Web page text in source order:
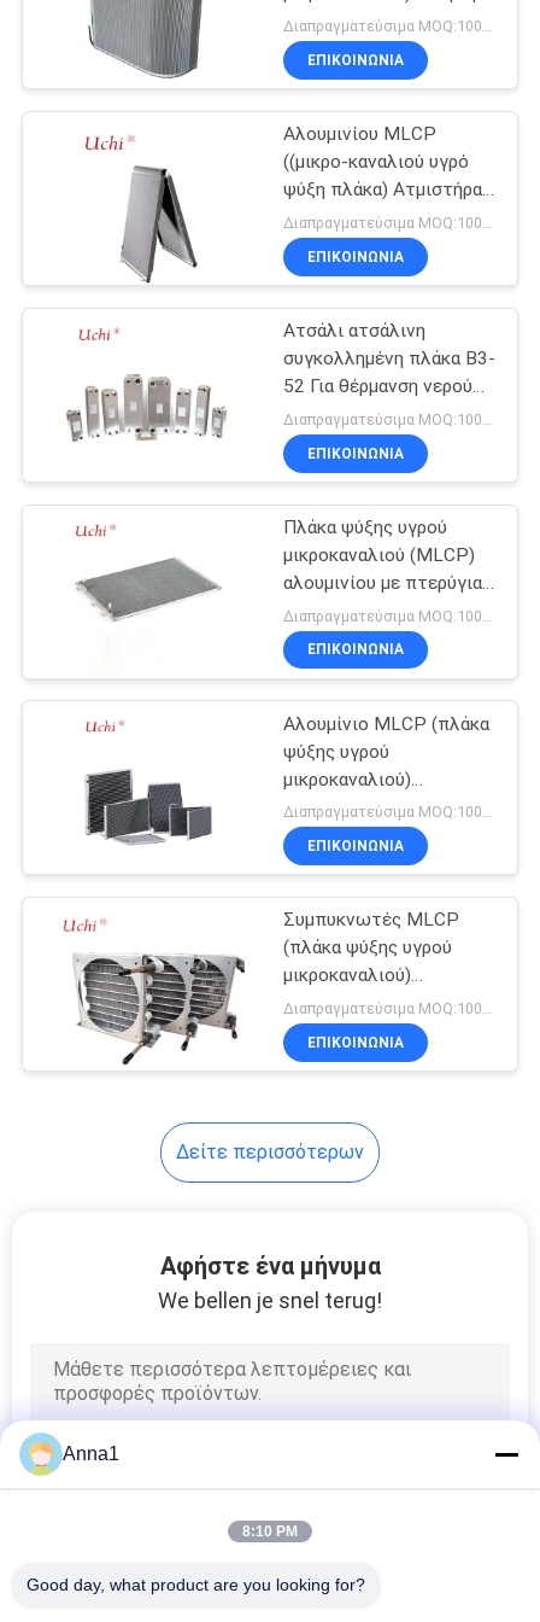
ΖΗΤΉΣΤΕ
ΈΝΑ
ΑΠΌΣΠΑΣΜΑ
SITEMAP
PRIVACY
POLICY
Θερμική αντίσταση
NTC
87
Αισθητήρας
θερμοκρασίας NTC
145
PTC θερμική
αντίσταση
31
Επανατοποθετήσιμη
θρυαλλίδα PPTC
Θερμική θρυαλλίδα
Αυτόματη
θρυαλλίδα λεπίδων
σωλήνα αλουμινίου
Μικροκαναλικός
συμπυκνωτής
Διαπραγματεύσιμα MOQ:1000pcs
ΕΠΙΚΟΙΝΩΝΊΑ
Αλουμινίου MLCP
((μικρο-καναλιού υγρό
ψύξη πλάκα) Ατμιστήρας
επιτυγχάνει
αποτελεσματική
μεταφορά θερμότητας
ΕΠΙΚΟΙΝΩΝΊΑ
Ατσάλι ατσάλινη
συγκολλημένη πλάκα B3-
52 Για θέρμανση νερού
με ατμό MLCP ((μικρο-
καναλιές υγρή ψύξη
πλάκα) 5HP έως 15HP
ΕΠΙΚΟΙΝΩΝΊΑ
Πλάκα ψύξης υγρού
μικροκαναλιού (MLCP)
αλουμινίου με πτερύγια
αλουμινίου και
εξατμιστές σωλήνων
για όλους τους τύπους
ΕΠΙΚΟΙΝΩΝΊΑ
Αλουμίνιο MLCP (πλάκα
ψύξης υγρού
μικροκαναλιού)
Συμπυκνωτής
Εξατμιστής
Μικροκαναλιού
Διαπραγματεύσιμα MOQ:1000pcs
ΕΠΙΚΟΙΝΩΝΊΑ
Συμπυκνωτές MLCP
(πλάκα ψύξης υγρού
μικροκαναλιού)
αλουμινίου για ψυγεία
Διαπραγματεύσιμα MOQ:1000pcs
ΕΠΙΚΟΙΝΩΝΊΑ
Δείτε περισσότερων
Αφήστε ένα μήνυμα
We bellen je snel terug!
Anna1
8:10 PM
Good day, what product are you looking for?